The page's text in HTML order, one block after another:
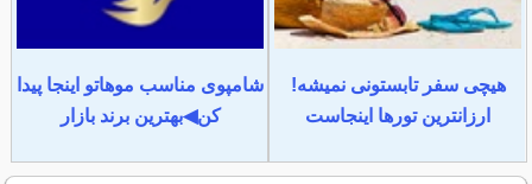
هیچی سفر تابستونی نمیشه!
ارزانترین تورها اینجاست
شامپوی مناسب موهاتو اینجا پیدا
کن◀بهترین برند بازار